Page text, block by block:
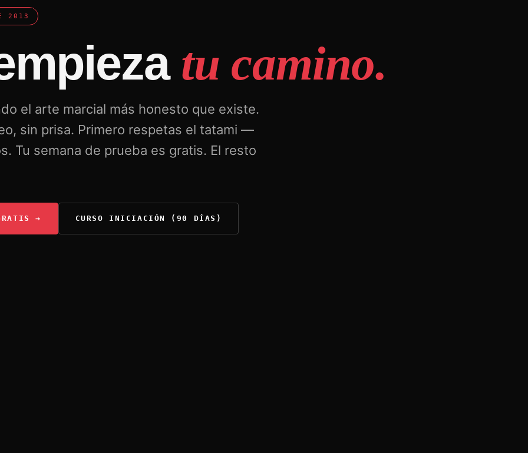
2013
tu camino.
el arte marcial más honesto que existe.
sin prisa. Primero respetas el tatami —
Tu semana de prueba es gratis. El resto
→ CURSO INICIACIÓN (90 DÍAS)